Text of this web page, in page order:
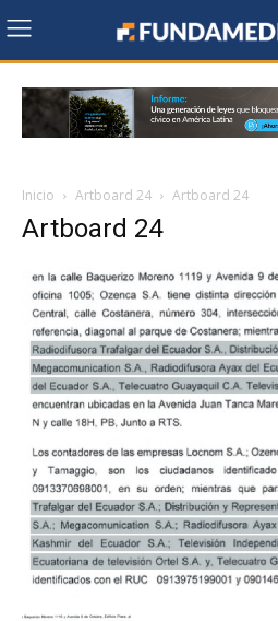
Inicio Artboard 24 Artboard 24
Artboard 24